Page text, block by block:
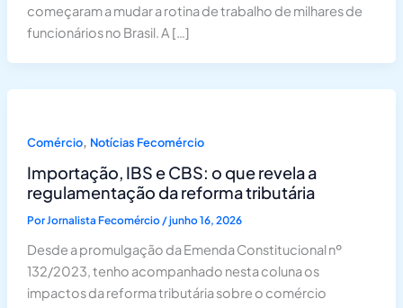
começaram a mudar a rotina de trabalho de milhares de
funcionários no Brasil. A […]
Comércio, Notícias Fecomércio
Importação, IBS e CBS: o que revela a
regulamentação da reforma tributária
PorJornalista Fecomércio /junho 16, 2026
Desde a promulgação da Emenda Constitucional nº
132/2023, tenho acompanhado nesta coluna os
impactos da reforma tributária sobre o comércio